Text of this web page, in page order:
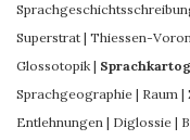
Superstrat | Thiessen-
Glossotopik |
Sprachgeographie | Raum |
Entlehnungen | Diglossie |